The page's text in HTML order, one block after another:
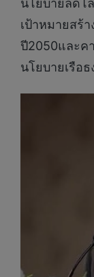
นโยบายลดโ
เป้าหมายสร้
ปี2050และค
นโยบายเรือ